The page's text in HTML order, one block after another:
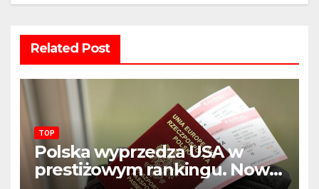
Related Post
TOP
Polska wyprzedza USA w
prestiżowym rankingu. Nowy